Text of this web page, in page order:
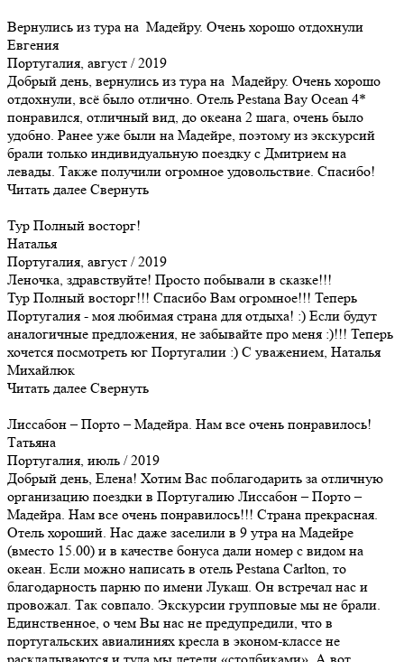
Вернулись из тура на Мадейру. Очень хорошо отдохнули
Евгения
Португалия, август / 2019
Добрый день, вернулись из тура на Мадейру. Очень хорошо
отдохнули, всё было отлично. Отель Pestana Bay Ocean 4*
понравился, отличный вид, до океана 2 шага, очень было
удобно. Ранее уже были на Мадейре, поэтому из экскурсий
брали только индивидуальную поездку с Дмитрием на
левады. Также получили огромное удовольствие. Спасибо!
Читать далее Свернуть
Тур Полный восторг!
Наталья
Португалия, август / 2019
Леночка, здравствуйте! Просто побывали в сказке!!!
Тур Полный восторг!!! Спасибо Вам огромное!!! Теперь
Португалия - моя любимая страна для отдыха! :) Если будут
аналогичные предложения, не забывайте про меня :)!!! Теперь
хочется посмотреть юг Португалии :) С уважением, Наталья
Михайлюк
Читать далее Свернуть
Лиссабон – Порто – Мадейра. Нам все очень понравилось!
Татьяна
Португалия, июль / 2019
Добрый день, Елена! Хотим Вас поблагодарить за отличную
организацию поездки в Португалию Лиссабон – Порто –
Мадейра. Нам все очень понравилось!!! Страна прекрасная.
Отель хороший. Нас даже заселили в 9 утра на Мадейре
(вместо 15.00) и в качестве бонуса дали номер с видом на
океан. Если можно написать в отель Pestana Carlton, то
благодарность парню по имени Лукаш. Он встречал нас и
провожал. Так совпало. Экскурсии групповые мы не брали.
Единственное, о чем Вы нас не предупредили, что в
португальских авиалиниях кресла в эконом-классе не